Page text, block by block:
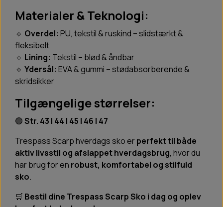
Materialer & Teknologi:
🔹 Overdel: PU, tekstil & ruskind – slidstærkt &
fleksibelt
🔹 Lining: Tekstil – blød & åndbar
🔹 Ydersål: EVA & gummi – stødabsorberende &
skridsikker
Tilgængelige størrelser:
🟢Str. 43 | 44 | 45 | 46 | 47
Trespass Scarp hverdags sko erperfekt til både
aktiv livsstil og afslappet hverdagsbrug, hvor du
har brug for en robust, komfortabel og stilfuld
sko.
🛒 Bestil dine Trespass Scarp Sko i dag og oplev